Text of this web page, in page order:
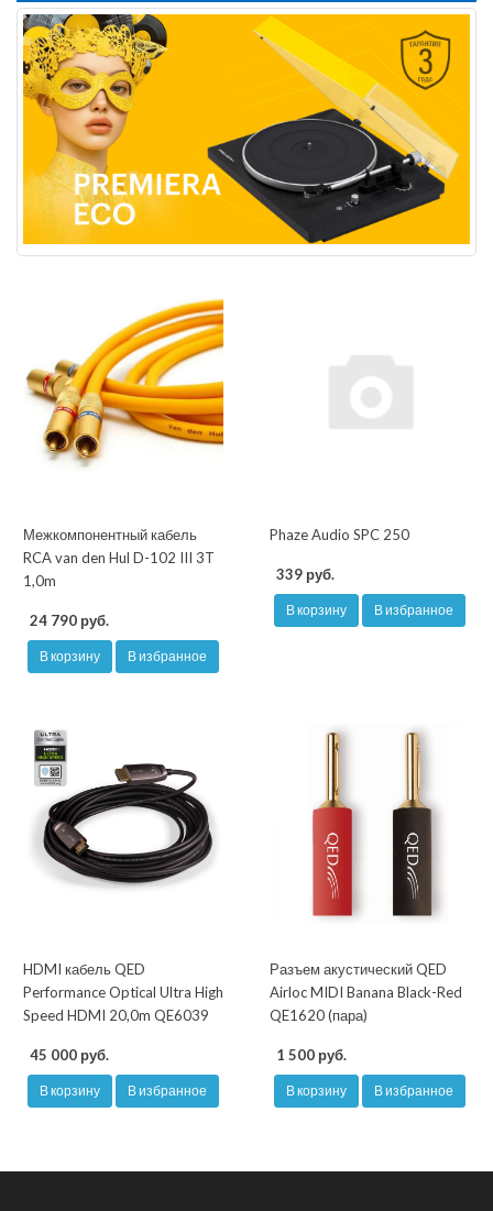
Межкомпонентный кабель
RCA van den Hul D-102 III 3T
1,0m
24 790 руб.
В корзину В избранное
Phaze Audio SPC 250
339 руб.
В корзину В избранное
HDMI кабель QED
Performance Optical Ultra High
Speed HDMI 20,0m QE6039
45 000 руб.
В корзину В избранное
Разъем акустический QED
Airloc MIDI Banana Black-Red
QE1620 (пара)
1 500 руб.
В корзину В избранное